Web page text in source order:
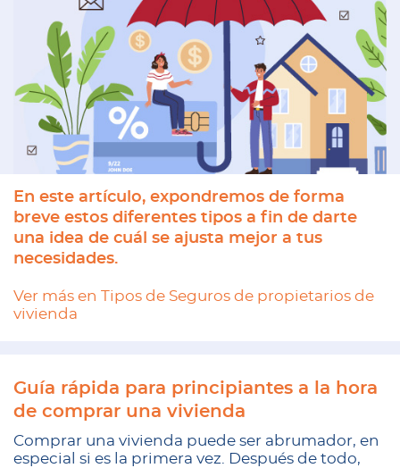
En este artículo, expondremos de forma
breve estos diferentes tipos a fin de darte
una idea de cuál se ajusta mejor a tus
necesidades.
Ver más en Tipos de Seguros de propietarios de
vivienda
Guía rápida para principiantes a la hora
de comprar una vivienda
Comprar una vivienda puede ser abrumador, en
especial si es la primera vez. Después de todo,